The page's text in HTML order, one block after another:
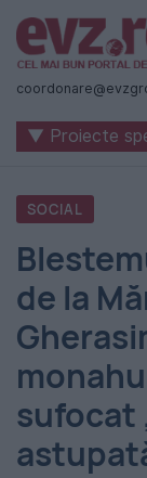
Știri
naționale
România
-
Evenimentul
Zilei
▼ Proiecte
SOCIAL
de la
sufocat